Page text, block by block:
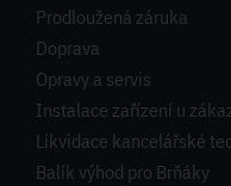
Prodloužená záruka
Doprava
Opravy a servis
Instalace zařízení u
Likvidace kancelářské
Balík výhod pro Brňáky